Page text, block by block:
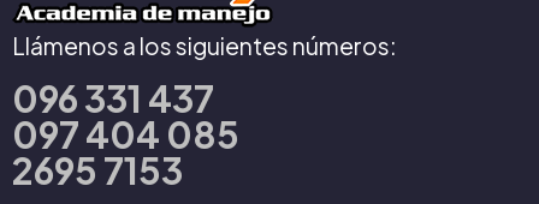
Llámenos a los siguientes números:
096 331 437
097 404 085
2695 7153